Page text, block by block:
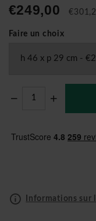
€249,00
Faire un choix
Informations sur